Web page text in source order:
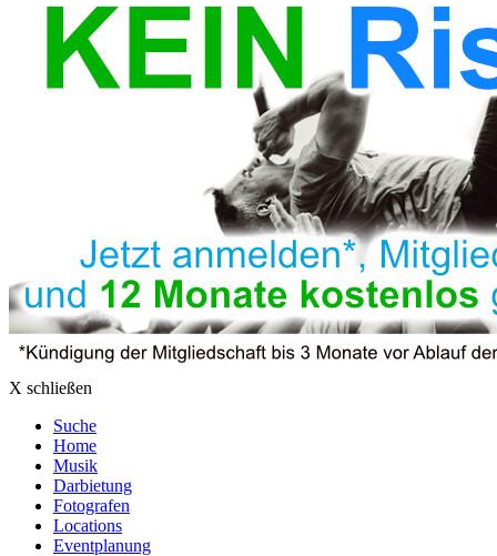
X schließen
Suche
Home
Musik
Darbietung
Fotografen
Locations
Eventplanung